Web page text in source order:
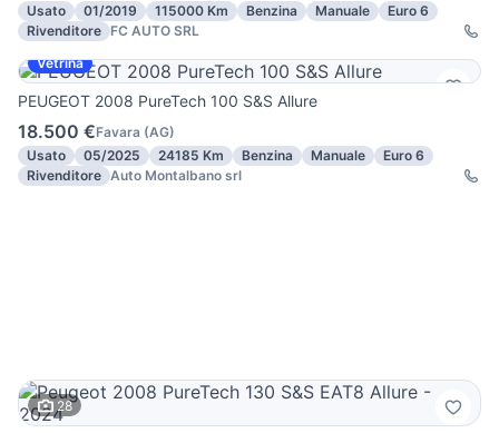
Usato
01/2019 115000 Km Benzina Manuale
Euro 6
Rivenditore FC AUTO SRL
Vetrina
PEUGEOT 2008 PureTech 100 S&S Allure
18.500 €Favara (AG)
Usato
05/2025 24185 Km Benzina Manuale
Euro 6
Rivenditore Auto Montalbano srl
28